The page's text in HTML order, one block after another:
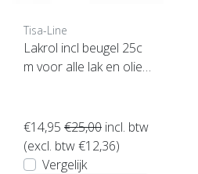
Tisa-Line
Lakrol incl beugel 25c
m voor alle lak en olie
€14,95 €25,00 incl. btw
(excl. btw €12,36)
Vergelijk